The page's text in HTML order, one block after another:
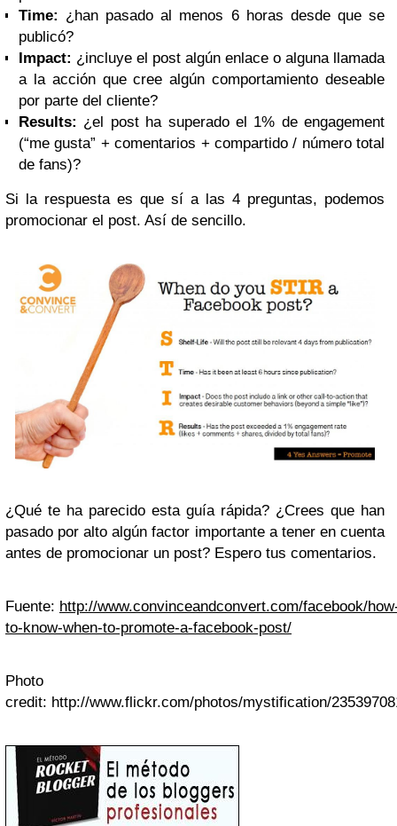
Time: ¿han pasado al menos 6 horas desde que se
publicó?
Impact: ¿incluye el post algún enlace o alguna llamada
a la acción que cree algún comportamiento deseable
por parte del cliente?
Results: ¿el post ha superado el 1% de engagement
(“me gusta” + comentarios + compartido / número total
de fans)?
Si la respuesta es que sí a las 4 preguntas, podemos
promocionar el post. Así de sencillo.
¿Qué te ha parecido esta guía rápida? ¿Crees que han
pasado por alto algún factor importante a tener en cuenta
antes de promocionar un post? Espero tus comentarios.
Fuente: http://www.convinceandconvert.com/facebook/
to-know-when-to-promote-a-facebook-post/
Photo
credit: http://www.flickr.com/photos/mystification/